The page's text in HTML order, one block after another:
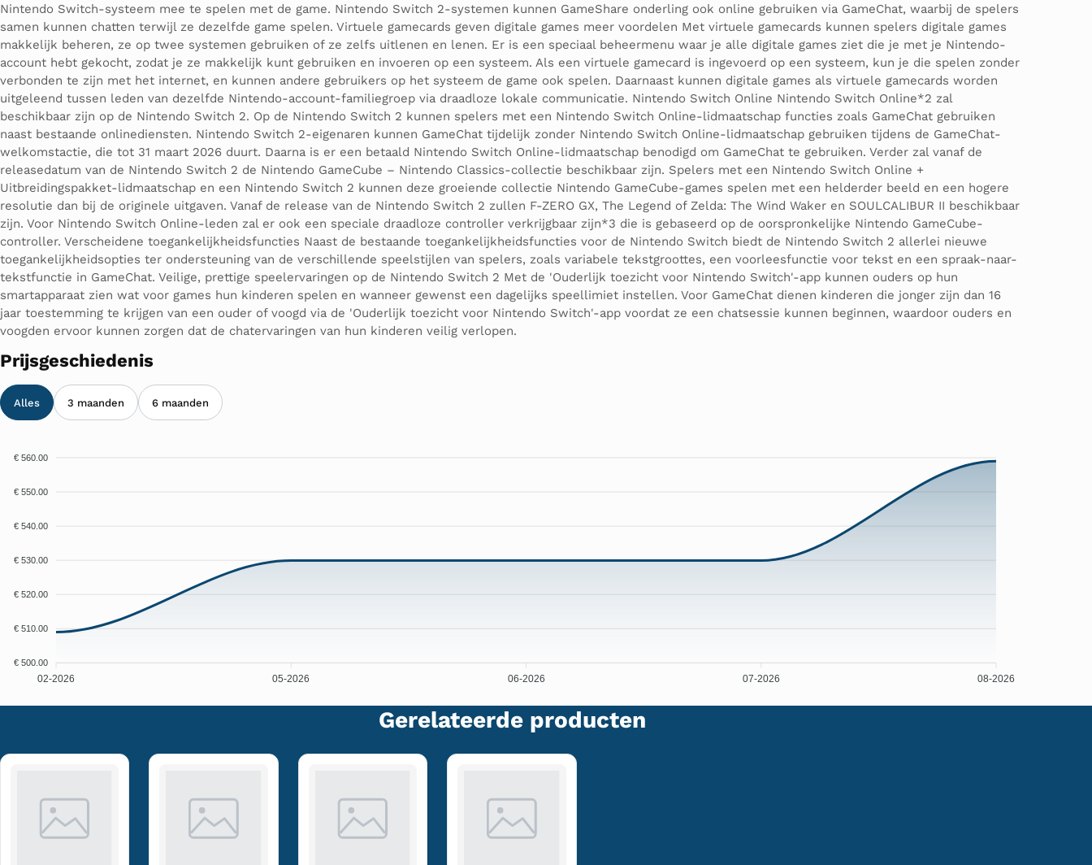
Nintendo Switch-systeem mee te spelen met de game. Nintendo Switch 2-systemen kunnen GameShare onderling ook online gebruiken via GameChat, waarbij de spelers
samen kunnen chatten terwijl ze dezelfde game spelen. Virtuele gamecards geven digitale games meer voordelen Met virtuele gamecards kunnen spelers digitale games
makkelijk beheren, ze op twee systemen gebruiken of ze zelfs uitlenen en lenen. Er is een speciaal beheermenu waar je alle digitale games ziet die je met je Nintendo-
account hebt gekocht, zodat je ze makkelijk kunt gebruiken en invoeren op een systeem. Als een virtuele gamecard is ingevoerd op een systeem, kun je die spelen zonder
verbonden te zijn met het internet, en kunnen andere gebruikers op het systeem de game ook spelen. Daarnaast kunnen digitale games als virtuele gamecards worden
uitgeleend tussen leden van dezelfde Nintendo-account-familiegroep via draadloze lokale communicatie. Nintendo Switch Online Nintendo Switch Online*2 zal
beschikbaar zijn op de Nintendo Switch 2. Op de Nintendo Switch 2 kunnen spelers met een Nintendo Switch Online-lidmaatschap functies zoals GameChat gebruiken
naast bestaande onlinediensten. Nintendo Switch 2-eigenaren kunnen GameChat tijdelijk zonder Nintendo Switch Online-lidmaatschap gebruiken tijdens de GameChat-
welkomstactie, die tot 31 maart 2026 duurt. Daarna is er een betaald Nintendo Switch Online-lidmaatschap benodigd om GameChat te gebruiken. Verder zal vanaf de
releasedatum van de Nintendo Switch 2 de Nintendo GameCube – Nintendo Classics-collectie beschikbaar zijn. Spelers met een Nintendo Switch Online +
Uitbreidingspakket-lidmaatschap en een Nintendo Switch 2 kunnen deze groeiende collectie Nintendo GameCube-games spelen met een helderder beeld en een hogere
resolutie dan bij de originele uitgaven. Vanaf de release van de Nintendo Switch 2 zullen F-ZERO GX, The Legend of Zelda: The Wind Waker en SOULCALIBUR II beschikbaar
zijn. Voor Nintendo Switch Online-leden zal er ook een speciale draadloze controller verkrijgbaar zijn*3 die is gebaseerd op de oorspronkelijke Nintendo GameCube-
controller. Verscheidene toegankelijkheidsfuncties Naast de bestaande toegankelijkheidsfuncties voor de Nintendo Switch biedt de Nintendo Switch 2 allerlei nieuwe
toegankelijkheidsopties ter ondersteuning van de verschillende speelstijlen van spelers, zoals variabele tekstgroottes, een voorleesfunctie voor tekst en een spraak-naar-
tekstfunctie in GameChat. Veilige, prettige speelervaringen op de Nintendo Switch 2 Met de 'Ouderlijk toezicht voor Nintendo Switch'-app kunnen ouders op hun
smartapparaat zien wat voor games hun kinderen spelen en wanneer gewenst een dagelijks speellimiet instellen. Voor GameChat dienen kinderen die jonger zijn dan 16
jaar toestemming te krijgen van een ouder of voogd via de 'Ouderlijk toezicht voor Nintendo Switch'-app voordat ze een chatsessie kunnen beginnen, waardoor ouders en
voogden ervoor kunnen zorgen dat de chatervaringen van hun kinderen veilig verlopen.
Prijsgeschiedenis
Alles 3 maanden 6 maanden
€ 560.00
€ 550.00
€ 540.00
€ 530.00
€ 520.00
€ 510.00
€ 500.00
02-2026 05-2026 06-2026 07-2026 08-2026
Gerelateerde producten